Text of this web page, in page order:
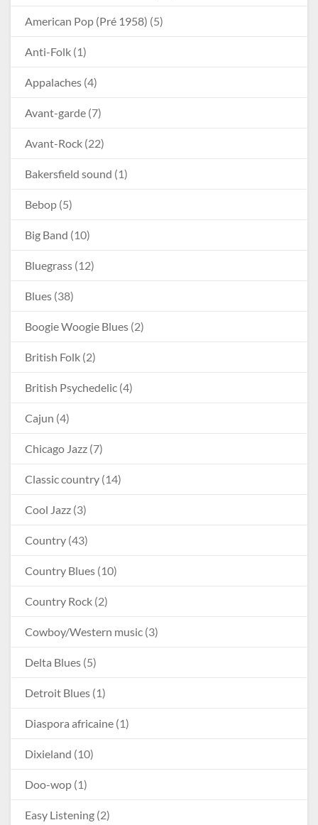
American Pop (Pré 1958) (5)
Anti-Folk (1)
Appalaches (4)
Avant-garde (7)
Avant-Rock (22)
Bakersfield sound (1)
Bebop (5)
Big Band (10)
Bluegrass (12)
Blues (38)
Boogie Woogie Blues (2)
British Folk (2)
British Psychedelic (4)
Cajun (4)
Chicago Jazz (7)
Classic country (14)
Cool Jazz (3)
Country (43)
Country Blues (10)
Country Rock (2)
Cowboy/Western music (3)
Delta Blues (5)
Detroit Blues (1)
Diaspora africaine (1)
Dixieland (10)
Doo-wop (1)
Easy Listening (2)